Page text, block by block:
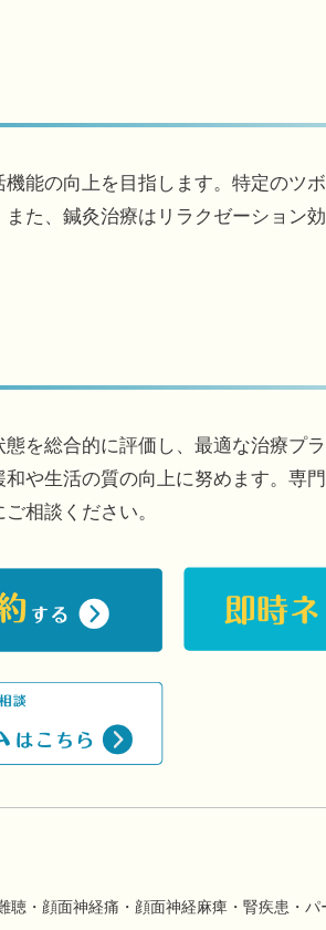
能の向上を目指します。特定のツ
た、鍼灸治療はリラクゼーション
を総合的に評価し、最適な治療プ
や生活の質の向上に努めます。専
相談ください。
聴・顔面神経痛・顔面神経麻痺・腎疾患・パ